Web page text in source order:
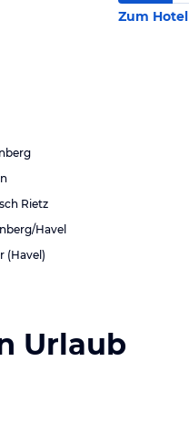
Zum Hotel
Rietz
Havel
(Havel)
Urlaub